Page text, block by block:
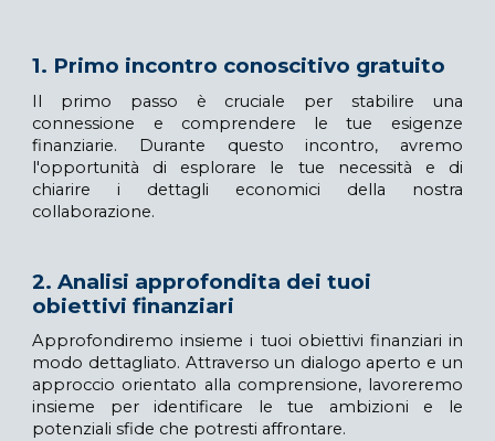
1. Primo incontro conoscitivo gratuito
Il primo passo è cruciale per stabilire una
connessione e comprendere le tue esigenze
finanziarie. Durante questo incontro, avremo
l'opportunità di esplorare le tue necessità e di
chiarire i dettagli economici della nostra
collaborazione.
2. Analisi approfondita dei tuoi
obiettivi finanziari
Approfondiremo insieme i tuoi obiettivi finanziari in
modo dettagliato. Attraverso un dialogo aperto e un
approccio orientato alla comprensione, lavoreremo
insieme per identificare le tue ambizioni e le
potenziali sfide che potresti affrontare.